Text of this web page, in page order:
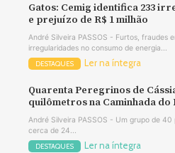
Gatos: Cemig identifica 233
e prejuízo de R$ 1 milhão
André Silveira PASSOS - Furtos, fraudes
irregularidades no consumo de energia...
DESTAQUES Ler na íntegra
Quarenta Peregrinos de
quilômetros na Caminhada do
André Silveira PASSOS - Um grupo de
cerca de 24...
DESTAQUES Ler na íntegra